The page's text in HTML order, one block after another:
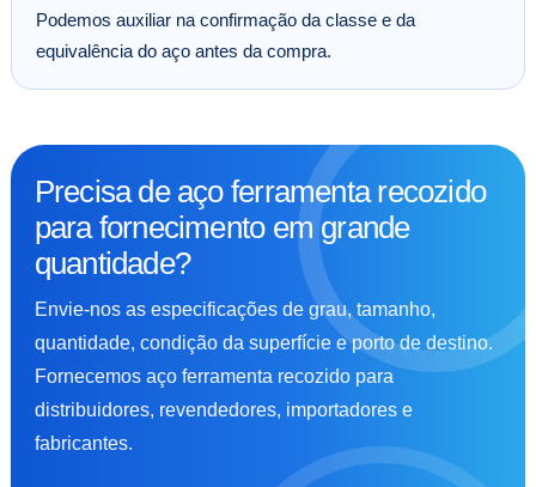
Podemos auxiliar na confirmação da classe e da
equivalência do aço antes da compra.
Precisa de aço ferramenta recozido
para fornecimento em grande
quantidade?
Envie-nos as especificações de grau, tamanho,
quantidade, condição da superfície e porto de destino.
Fornecemos aço ferramenta recozido para
distribuidores, revendedores, importadores e
fabricantes.